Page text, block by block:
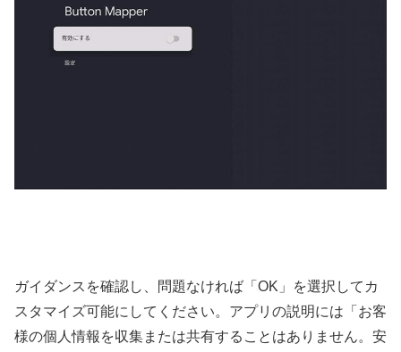
ガイダンスを確認し、問題なければ「OK」を選択してカ
スタマイズ可能にしてください。アプリの説明には「お客
様の個人情報を収集または共有することはありません。安